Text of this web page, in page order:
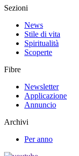
Sezioni
News
Stile di vita
Spiritualità
Scoperte
Fibre
Newsletter
Applicazione
Annuncio
Archivi
Per anno